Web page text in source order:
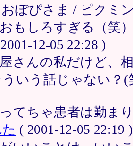
おぽぴさま / ピクミ
もしろすぎる（笑
12-05 22:28 )
さんの私だけど、
ういう話じゃない？
てちゃ患者は勤ま
( 2001-12-05 22:19 )